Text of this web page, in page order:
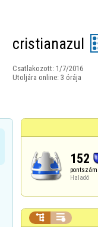
cristianazul
Csatlakozott: 1/7/2016
Utoljára online: 3 órája
152
pontszám
Haladó
 